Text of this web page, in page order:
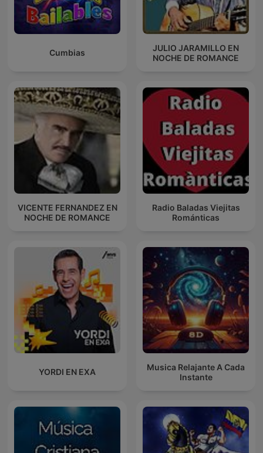
Cumbias
JULIO JARAMILLO EN
NOCHE DE ROMANCE
VICENTE FERNANDEZ EN
NOCHE DE ROMANCE
Radio Baladas Viejitas
Románticas
YORDI EN EXA
Musica Relajante A Cada
Instante